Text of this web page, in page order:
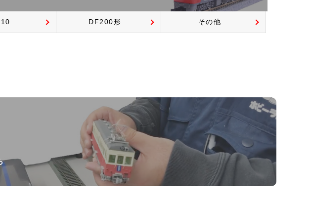
DF200形 その他